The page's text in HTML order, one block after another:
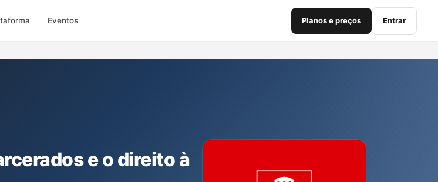
Eventos Planos e preços Entrar
e o direito à